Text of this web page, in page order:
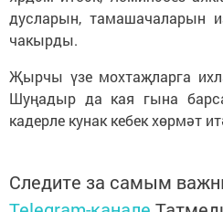
дусларын, тамашачаларын
чакырды.
Җырчы үзе мохтаҗларга
Шуңадыр да кая гына
кадерле кунак кебек хөрмәт
Следите за самым